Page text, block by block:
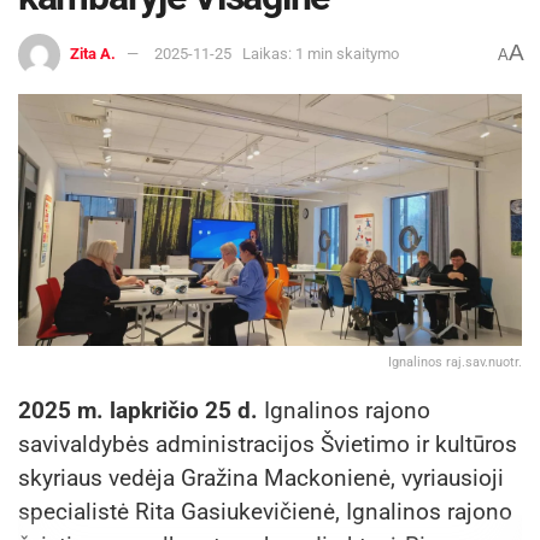
Zita A. 2025-11-25 Laikas: 1 min skaitymo AA
Ignalinos raj.sav.nuotr.
2025 m. lapkričio 25 d. Ignalinos rajono
savivaldybės administracijos Švietimo ir kultūros
skyriaus vedėja Gražina Mackonienė, vyriausioji
specialistė Rita Gasiukevičienė, Ignalinos rajono